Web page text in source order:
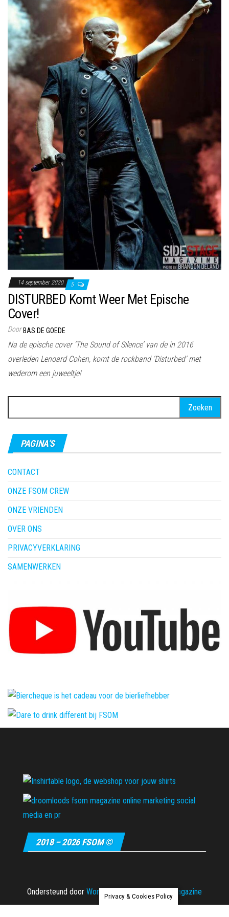
14 september 2020 5
DISTURBED Komt Weer Met Epische
Cover!
Door BAS DE GOEDE
Na de epische cover ‘The Sound of Silence’ van de in 2016
overleden Lenoard Cohen, komt de rockband ‘Disturbed’ met
wederom een juweeltje!
naar:
PAGINA’S
CONTACT
ONZE FSOM CREW
ONZE VRIENDEN
OVER ONS
PRIVACYVERKLARING
SAMENWERKEN
2018 – 2026 FSOM ©
Ondersteund door WordPress |Thema: Envo Magazine
Privacy & Cookies Policy